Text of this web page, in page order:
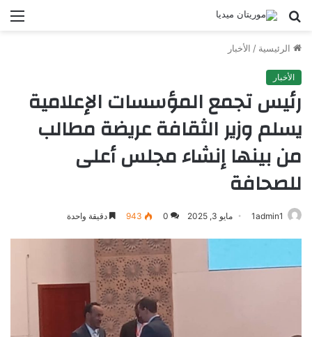
بحث
الرئيسية / الأخبار
الأخبار
رئيس تجمع المؤسسات الإعلامية
يسلم وزير الثقافة عريضة مطالب
من بينها إنشاء مجلس أعلى
للصحافة
1admin1 مايو 3, 2025 0
943 دقيقة واحدة